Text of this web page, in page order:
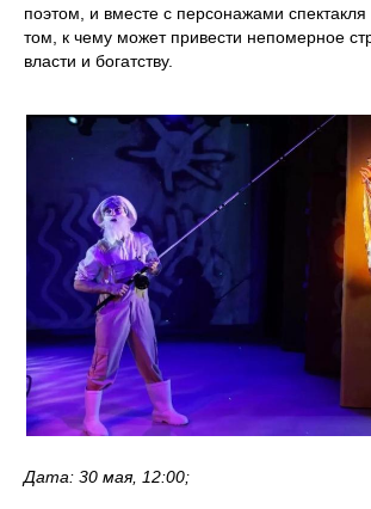
поэтом, и вместе с персонажами
том, к чему может привести непомерное
власти и богатству.
Дата: 30 мая, 12:00;